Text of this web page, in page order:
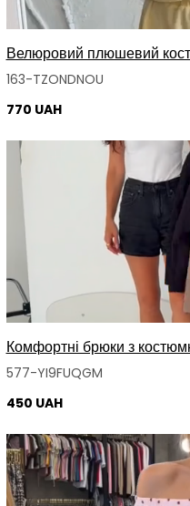
Велюровий плюшевий
163-TZONDNOU
770 UAH
Комфортні брюки з
577-YI9FUQGM
450 UAH